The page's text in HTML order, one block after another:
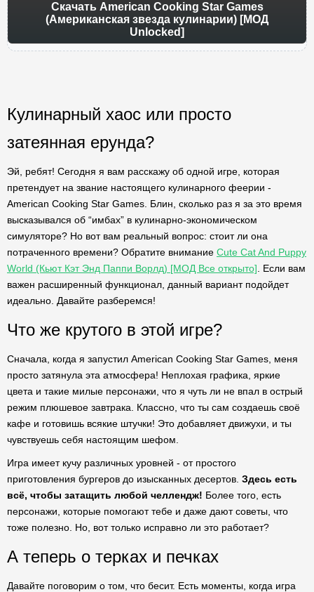
Скачать American Cooking Star Games
(Американская звезда кулинарии) [МОД
Unlocked]
Кулинарный хаос или просто
затеянная ерунда?
Эй, ребят! Сегодня я вам расскажу об одной игре, которая
претендует на звание настоящего кулинарного феерии -
American Cooking Star Games. Блин, сколько раз я за это время
высказывался об “имбах” в кулинарно-экономическом
симуляторе? Но вот вам реальный вопрос: стоит ли она
потраченного времени? Обратите внимание Cute Cat And Puppy
World (Кьют Кэт Энд Паппи Ворлд) [МОД Все открыто] . Если вам
важен расширенный функционал, данный вариант подойдет
идеально. Давайте разберемся!
Что же крутого в этой игре?
Сначала, когда я запустил American Cooking Star Games, меня
просто затянула эта атмосфера! Неплохая графика, яркие
цвета и такие милые персонажи, что я чуть ли не впал в острый
режим плюшевое завтрака. Классно, что ты сам создаешь своё
кафе и готовишь всякие штучки! Это добавляет движухи, и ты
чувствуешь себя настоящим шефом.
Игра имеет кучу различных уровней - от простого
приготовления бургеров до изысканных десертов. Здесь есть
всё, чтобы затащить любой челлендж! Более того, есть
персонажи, которые помогают тебе и даже дают советы, что
тоже полезно. Но, вот только исправно ли это работает?
А теперь о терках и печках
Давайте поговорим о том, что бесит. Есть моменты, когда игра